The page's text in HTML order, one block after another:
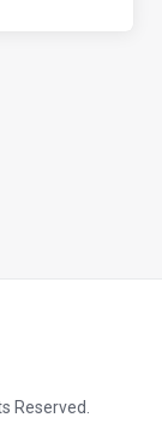
Reserved.